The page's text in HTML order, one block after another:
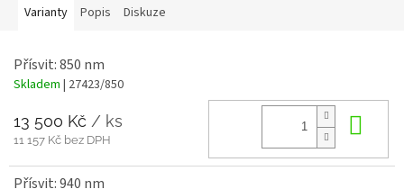
Varianty Popis Diskuze
Přísvit: 850 nm
Skladem | 27423/850
13 500 Kč / ks
11 157 Kč bez DPH
Přísvit: 940 nm